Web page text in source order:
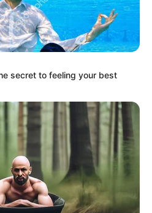
σε βουλγαρικό
H απορία θα μπορούσε
secret to feeling your best